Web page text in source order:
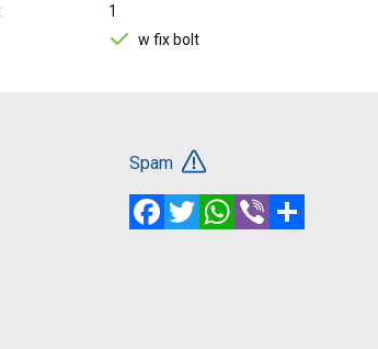
1
w fix bolt
Spam
FacebookTwitterWhatsApp
Viber